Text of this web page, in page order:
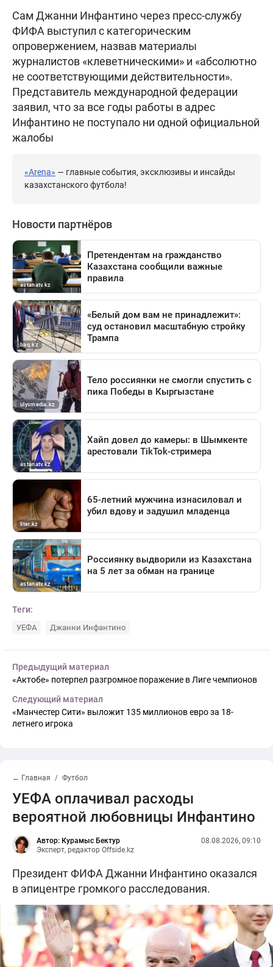
Сам Джанни Инфантино через пресс-службу
ФИФА выступил с категорическим
опровержением, назвав материалы
журналистов «клеветническими» и «абсолютно
не соответствующими действительности».
Представитель международной федерации
заявил, что за все годы работы в адрес
Инфантино не поступало ни одной официальной
жалобы
«Arena» — главные события, эксклюзивы и инсайды
казахстанского футбола!
Теги:
УЕФА Джанни Инфантино
Предыдущий материал
«Актобе» потерпел разгромное поражение в Лиге чемпионов
Следующий материал
«Манчестер Сити» выложит 135 миллионов евро за 18-
летнего игрока
← Главная Футбол
УЕФА оплачивал расходы
вероятной любовницы Инфантино
Автор: Курамыс Бектур
Эксперт, редактор Offside.kz
08.08.2026, 09:10
Президент ФИФА Джанни Инфантино оказался
в эпицентре громкого расследования.